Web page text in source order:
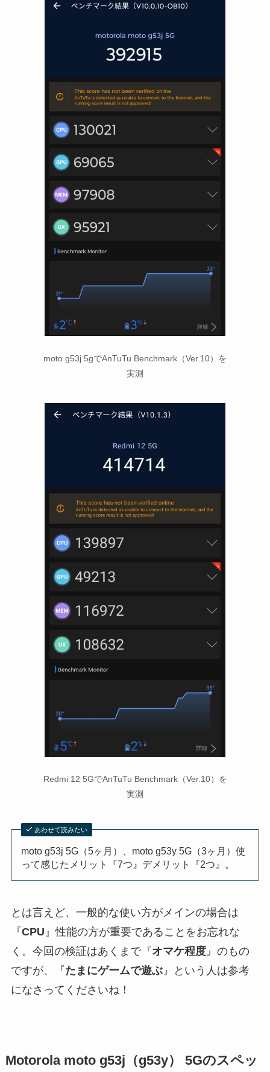
moto g53j 5gでAnTuTu Benchmark（Ver.10）を
実測
Redmi 12 5GでAnTuTu Benchmark（Ver.10）を
実測
あわせて読みたい
moto g53j 5G（5ヶ月）、moto g53y 5G（3ヶ月）使
って感じたメリット『7つ』デメリット『2つ』。
とは言えど、一般的な使い方がメインの場合は
『CPU 』性能の方が重要であることをお忘れな
く。今回の検証はあくまで『オマケ程度』のもの
ですが、『たまにゲームで遊ぶ』という人は参考
になさってくださいね！
Motorola moto g53j（g53y） 5Gのスペッ